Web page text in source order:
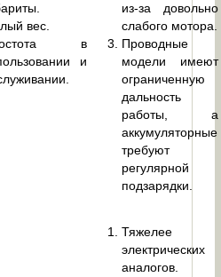
вес.
в
и
из-за довольно
слабого мотора.
Проводные
модели имеют
ограниченную
дальность
работы, а
аккумуляторные
требуют
регулярной
подзарядки.
Тяжелее
электрических
аналогов.